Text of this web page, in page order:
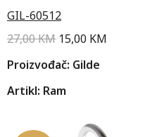
GIL-60512
27,00KM 15,00 KM
Proizvođač: Gilde
Artikl: Ram